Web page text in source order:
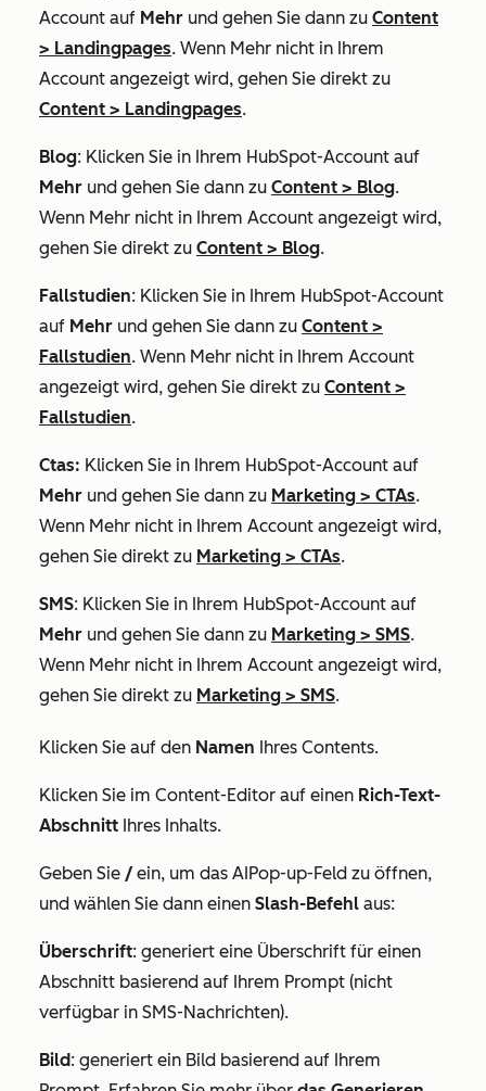
Account auf Mehr und gehen Sie dann zu Content
> Landingpages. Wenn Mehr nicht in Ihrem
Account angezeigt wird, gehen Sie direkt zu
Content > Landingpages.
Blog: Klicken Sie in Ihrem HubSpot-Account auf
Mehr und gehen Sie dann zu Content > Blog.
Wenn Mehr nicht in Ihrem Account angezeigt wird,
gehen Sie direkt zu Content > Blog.
Fallstudien: Klicken Sie in Ihrem HubSpot-Account
auf Mehr und gehen Sie dann zu Content >
Fallstudien. Wenn Mehr nicht in Ihrem Account
angezeigt wird, gehen Sie direkt zu Content >
Fallstudien.
Ctas: Klicken Sie in Ihrem HubSpot-Account auf
Mehr und gehen Sie dann zu Marketing > CTAs.
Wenn Mehr nicht in Ihrem Account angezeigt wird,
gehen Sie direkt zu Marketing > CTAs.
SMS: Klicken Sie in Ihrem HubSpot-Account auf
Mehr und gehen Sie dann zu Marketing > SMS.
Wenn Mehr nicht in Ihrem Account angezeigt wird,
gehen Sie direkt zu Marketing > SMS.
Klicken Sie auf den Namen Ihres Contents.
Klicken Sie im Content-Editor auf einen Rich-Text-
Abschnitt Ihres Inhalts.
Geben Sie / ein, um das AIPop-up-Feld zu öffnen,
und wählen Sie dann einen Slash-Befehl aus:
Überschrift: generiert eine Überschrift für einen
Abschnitt basierend auf Ihrem Prompt (nicht
verfügbar in SMS-Nachrichten).
Bild: generiert ein Bild basierend auf Ihrem